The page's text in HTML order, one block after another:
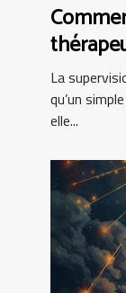
La
qu’un
elle...